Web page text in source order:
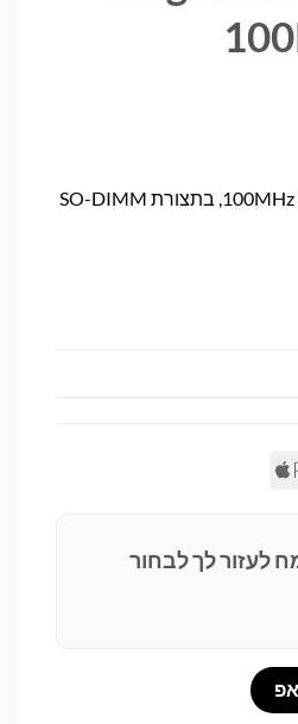
זיכרון Kingston KTT-SO100/256I בנפח 256MB ומהירות 100MHz, בתצורת SO-DIMM
Apple
לעזור לך לבחור